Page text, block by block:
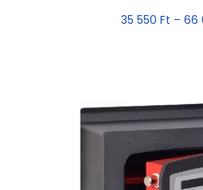
35 550 Ft – 66